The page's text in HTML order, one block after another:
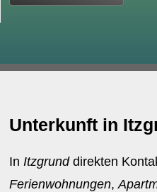
Unterkunft in
InItzgrunddirekten
Ferienwohnungen,